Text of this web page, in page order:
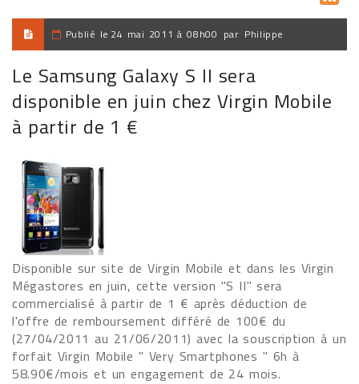
Publié le 24 mai 2011 à 08h00 par Philippe
Le Samsung Galaxy S II sera
disponible en juin chez Virgin Mobile
à partir de 1 €
Disponible sur site de Virgin Mobile et dans les Virgin
Mégastores en juin, cette version "S II" sera
commercialisé à partir de 1 € après déduction de
l'offre de remboursement différé de 100€ du
(27/04/2011 au 21/06/2011) avec la souscription à un
forfait Virgin Mobile " Very Smartphones " 6h à
58.90€/mois et un engagement de 24 mois.